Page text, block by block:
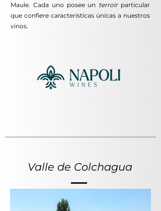
Maule. Cada uno posee un terroir particular
que confiere características únicas a nuestros
vinos.
Valle de Colchagua